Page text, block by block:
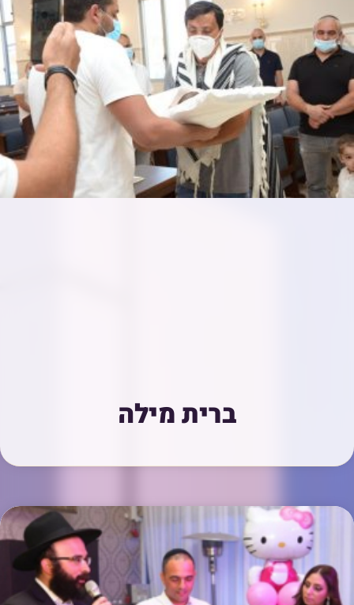
ברית מילה